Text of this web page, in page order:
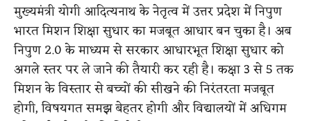
मुख्यमंत्री योगी आदित्यनाथ के नेतृत्व में उत्तर प्रदेश में निपुण
भारत मिशन शिक्षा सुधार का मजबूत आधार बन चुका है। अब
निपुण 2.0 के माध्यम से सरकार आधारभूत शिक्षा सुधार को
अगले स्तर पर ले जाने की तैयारी कर रही है। कक्षा 3 से 5 तक
मिशन के विस्तार से बच्चों की सीखने की निरंतरता मजबूत
होगी, विषयगत समझ बेहतर होगी और विद्यालयों में अधिगम